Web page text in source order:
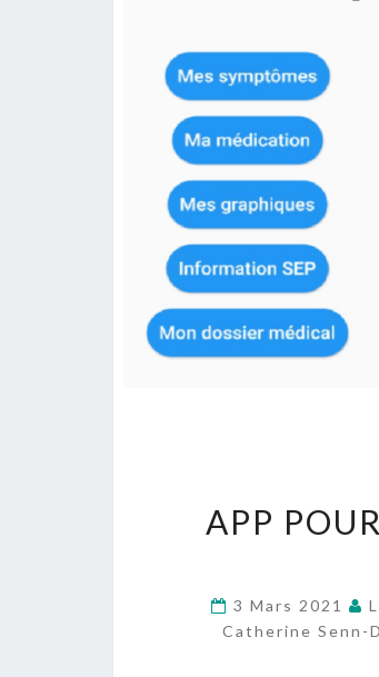
APP
3 Mars 2021
Catherine Senn-